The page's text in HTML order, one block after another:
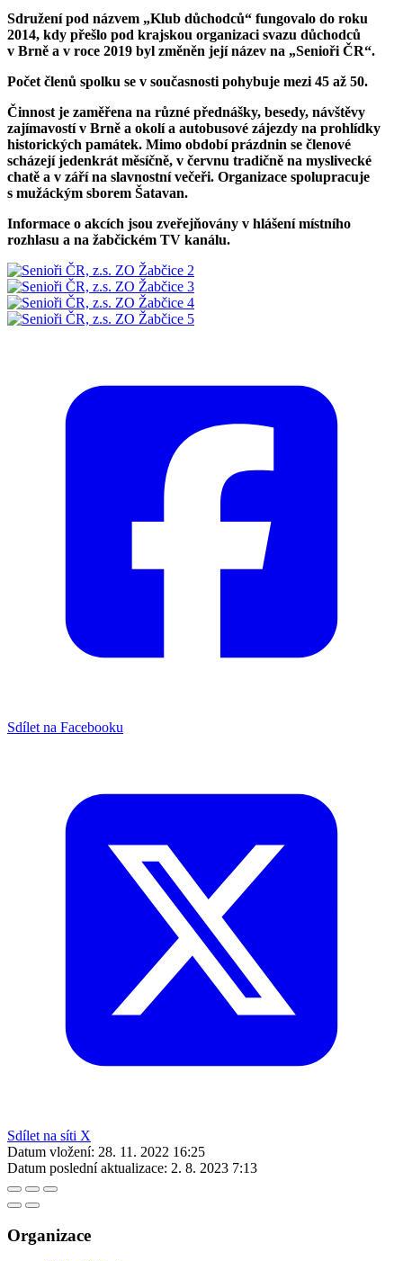
Sdružení pod názvem „Klub důchodců“ fungovalo do roku
2014, kdy přešlo pod krajskou organizaci svazu důchodců
v Brně a v roce 2019 byl změněn její název na „Senioři ČR“.
Počet členů spolku se v současnosti pohybuje mezi 45 až 50.
Činnost je zaměřena na různé přednášky, besedy, návštěvy
zajímavostí v Brně a okolí a autobusové zájezdy na prohlídky
historických památek. Mimo období prázdnin se členové
scházejí jedenkrát měsíčně, v červnu tradičně na myslivecké
chatě a v září na slavnostní večeři. Organizace spolupracuje
s mužáckým sborem Šatavan.
Informace o akcích jsou zveřejňovány v hlášení místního
rozhlasu a na žabčickém TV kanálu.
Sdílet na Facebooku
Sdílet na síti X
Datum vložení: 28. 11. 2022 16:25
Datum poslední aktualizace: 2. 8. 2023 7:13
Organizace